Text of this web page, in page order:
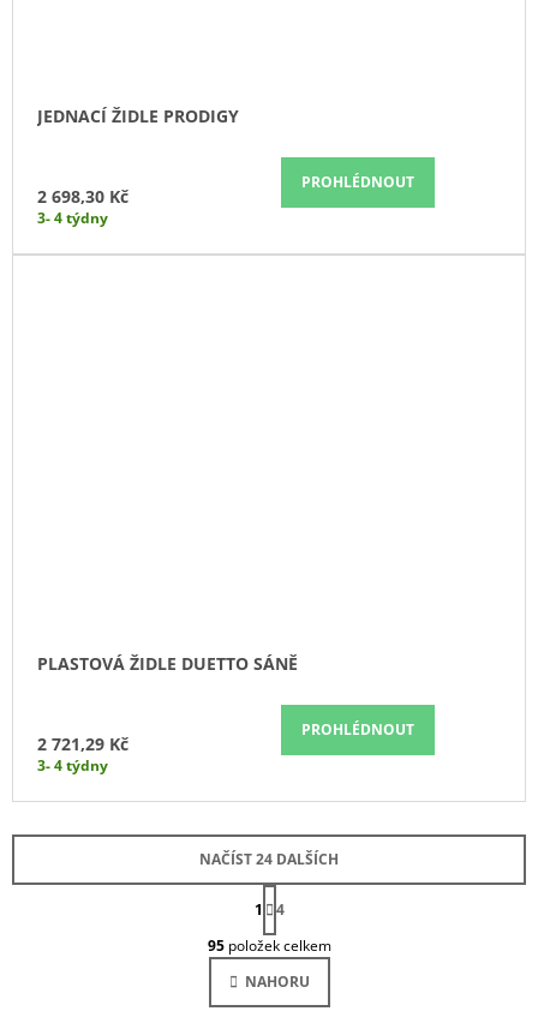
JEDNACÍ ŽIDLE PRODIGY
2 698,30 Kč
PROHLÉDNOUT
3- 4 týdny
PLASTOVÁ ŽIDLE DUETTO SÁNĚ
2 721,29 Kč
PROHLÉDNOUT
3- 4 týdny
O
V
L
Á
NAČÍST 24 DALŠÍCH
S
T
Á
N
K
1
4
95položek celkem
NAHORU